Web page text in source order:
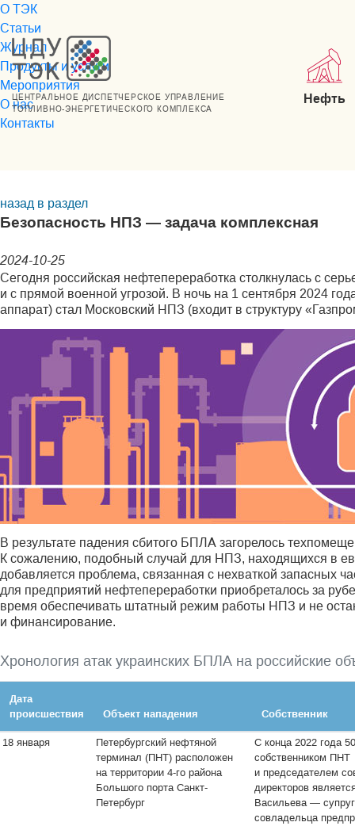
ЦЕНТРАЛЬНОЕ ДИСПЕТЧЕРСКОЕ УПРАВЛЕНИЕ
ТОПЛИВНО-ЭНЕРГЕТИЧЕСКОГО КОМПЛЕКСА
Нефть
О ТЭК
Статьи
Журнал
Продукты и услуги
Мероприятия
О нас
Контакты
назад в раздел
Безопасность НПЗ — задача комплексная
2024-10-25
Сегодня российская нефтепереработка столкнулась с
и с прямой военной угрозой. В ночь на 1 сентября 2024
аппарат) стал Московский НПЗ (входит в структуру
В результате падения сбитого БПЛА загорелось
К сожалению, подобный случай для НПЗ, находящихся в
добавляется проблема, связанная с нехваткой запасных
для предприятий нефтепереработки приобреталось за
время обеспечивать штатный режим работы НПЗ и не
и финансирование.
Хронология атак украинских БПЛА на российские
Дата
происшествия
Объект нападения Собственник
18 января
Петербургский нефтяной
терминал (ПНТ) расположен
на территории 4-го района
Большого порта Санкт-
Петербург
С конца 2022 года
собственником ПНТ
и председателем
директоров
Васильева —
совладельца